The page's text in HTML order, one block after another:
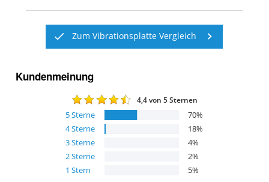
Zum Vibrationsplatte Vergleich
Kundenmeinung
4,4von 5 Sternen
5Sterne 70%
4Sterne 18%
3Sterne 4%
2Sterne 2%
1 Stern 5%